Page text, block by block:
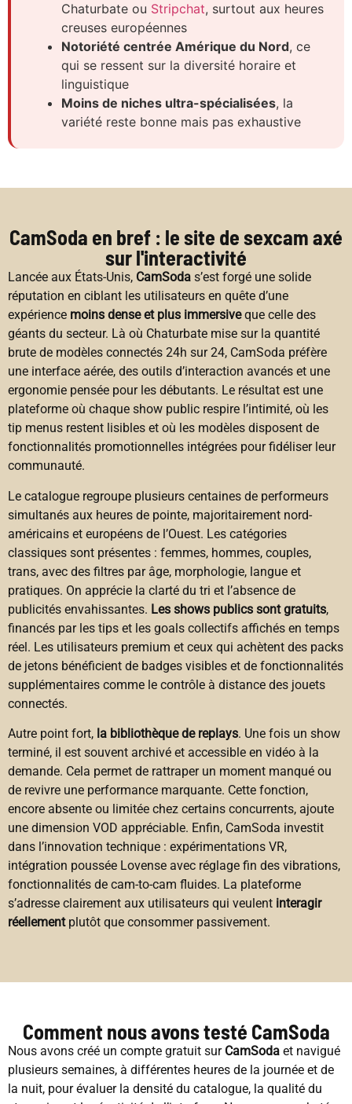
Chaturbate ou Stripchat, surtout aux heures
creuses européennes
Notoriété centrée Amérique du Nord, ce
qui se ressent sur la diversité horaire et
linguistique
Moins de niches ultra-spécialisées, la
variété reste bonne mais pas exhaustive
CamSoda en bref : le site de sexcam axé
sur l'interactivité
Lancée aux États-Unis, CamSoda s’est forgé une solide
réputation en ciblant les utilisateurs en quête d’une
expérience moins dense et plus immersiveque celle des
géants du secteur. Là où Chaturbate mise sur la quantité
brute de modèles connectés 24h sur 24, CamSoda préfère
une interface aérée, des outils d’interaction avancés et une
ergonomie pensée pour les débutants. Le résultat est une
plateforme où chaque show public respire l’intimité, où les
tip menus restent lisibles et où les modèles disposent de
fonctionnalités promotionnelles intégrées pour fidéliser leur
communauté.
Le catalogue regroupe plusieurs centaines de performeurs
simultanés aux heures de pointe, majoritairement nord-
américains et européens de l’Ouest. Les catégories
classiques sont présentes : femmes, hommes, couples,
trans, avec des filtres par âge, morphologie, langue et
pratiques. On apprécie la clarté du tri et l’absence de
publicités envahissantes. Les shows publics sont gratuits,
financés par les tips et les goals collectifs affichés en temps
réel. Les utilisateurs premium et ceux qui achètent des packs
de jetons bénéficient de badges visibles et de fonctionnalités
supplémentaires comme le contrôle à distance des jouets
connectés.
Autre point fort, la bibliothèque de replays. Une fois un show
terminé, il est souvent archivé et accessible en vidéo à la
demande. Cela permet de rattraper un moment manqué ou
de revivre une performance marquante. Cette fonction,
encore absente ou limitée chez certains concurrents, ajoute
une dimension VOD appréciable. Enfin, CamSoda investit
dans l’innovation technique : expérimentations VR,
intégration poussée Lovense avec réglage fin des vibrations,
fonctionnalités de cam-to-cam fluides. La plateforme
s’adresse clairement aux utilisateurs qui veulent interagir
réellementplutôt que consommer passivement.
Comment nous avons testé CamSoda
Nous avons créé un compte gratuit sur CamSoda et navigué
plusieurs semaines, à différentes heures de la journée et de
la nuit, pour évaluer la densité du catalogue, la qualité du